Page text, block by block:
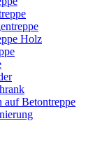
Holz
auf Betontreppe